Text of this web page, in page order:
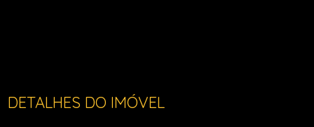
DETALHES DO IMÓVEL